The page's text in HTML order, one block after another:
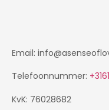
Email:
Telefoonnummer:
KvK: 76028682